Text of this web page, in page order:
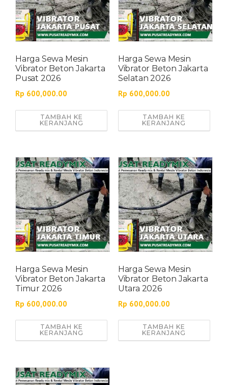
Harga Sewa Mesin
Vibrator Beton Jakarta
Pusat 2026
Rp 600,000.00
TAMBAH KE
KERANJANG
Harga Sewa Mesin
Vibrator Beton Jakarta
Selatan 2026
Rp 600,000.00
TAMBAH KE
KERANJANG
Harga Sewa Mesin
Vibrator Beton Jakarta
Timur 2026
Rp 600,000.00
TAMBAH KE
KERANJANG
Harga Sewa Mesin
Vibrator Beton Jakarta
Utara 2026
Rp 600,000.00
TAMBAH KE
KERANJANG